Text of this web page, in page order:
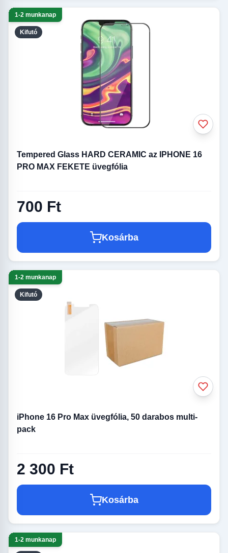
Kifutó
1-2 munkanap
Tempered Glass HARD CERAMIC az IPHONE 16
PRO MAX FEKETE üvegfólia
700 Ft
Kosárba
Kifutó
1-2 munkanap
iPhone 16 Pro Max üvegfólia, 50 darabos multi-
pack
2 300 Ft
Kosárba
1-2 munkanap